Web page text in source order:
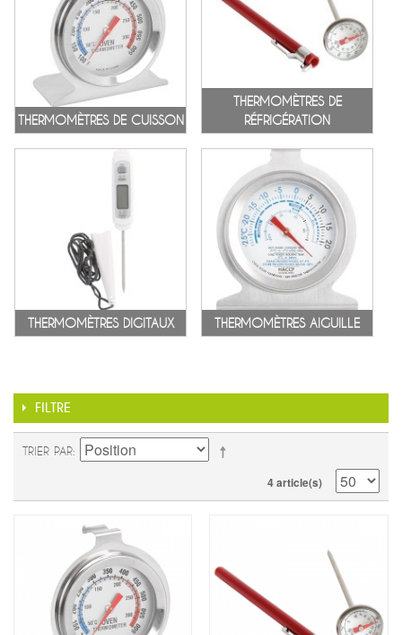
THERMOMÈTRES DE CUISSON
THERMOMÈTRES DE
RÉFRIGÉRATION
THERMOMÈTRES DIGITAUX THERMOMÈTRES AIGUILLE
FILTRE
TRIER PAR
4 article(s)